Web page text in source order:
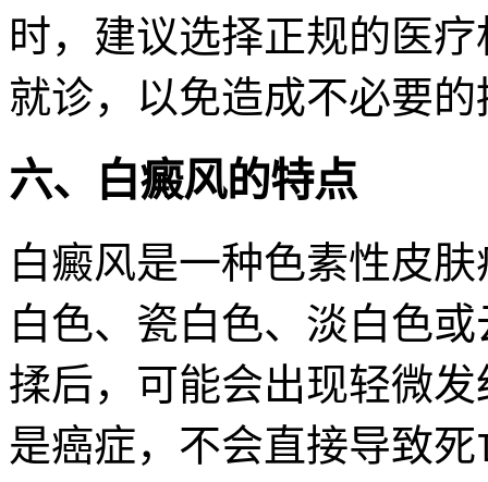
时，建议选择正规的医
就诊，以免造成不必要的
六、白癜风的特点
白癜风是一种色素性皮
白色、瓷白色、淡白色
揉后，可能会出现轻微
是癌症，不会直接导致